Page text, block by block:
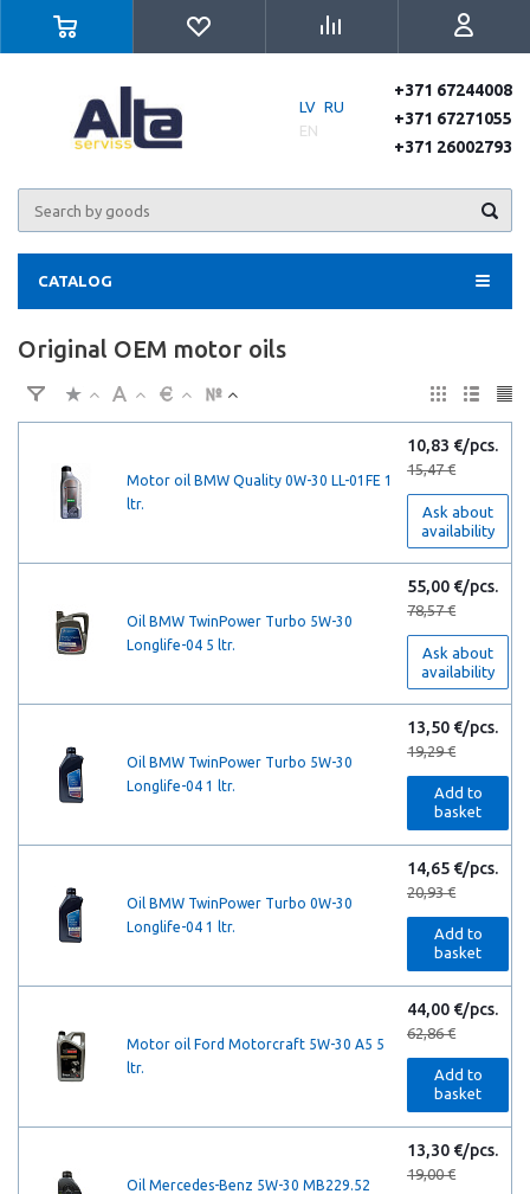
LV RU
EN
+371 67244008
+371 67271055
+371 26002793
CATALOG
Original OEM motor oils
Motor oil BMW Quality 0W-30 LL-01FE 1
ltr.
10,83 €/pcs.
15,47 €
Ask about
availability
Oil BMW TwinPower Turbo 5W-30
Longlife-04 5 ltr.
55,00 €/pcs.
78,57 €
Ask about
availability
Oil BMW TwinPower Turbo 5W-30
Longlife-04 1 ltr.
13,50 €/pcs.
19,29 €
Add to
basket
Oil BMW TwinPower Turbo 0W-30
Longlife-04 1 ltr.
14,65 €/pcs.
20,93 €
Add to
basket
Motor oil Ford Motorcraft 5W-30 A5 5
ltr.
44,00 €/pcs.
62,86 €
Add to
basket
Oil Mercedes-Benz 5W-30 MB229.52
13,30 €/pcs.
19,00 €